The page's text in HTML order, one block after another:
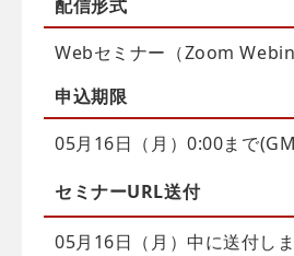
配信形式
Webセミナー（Zoom
申込期限
05月16日（月）0:00まで
セミナーURL送付
05月16日（月）中に送付し